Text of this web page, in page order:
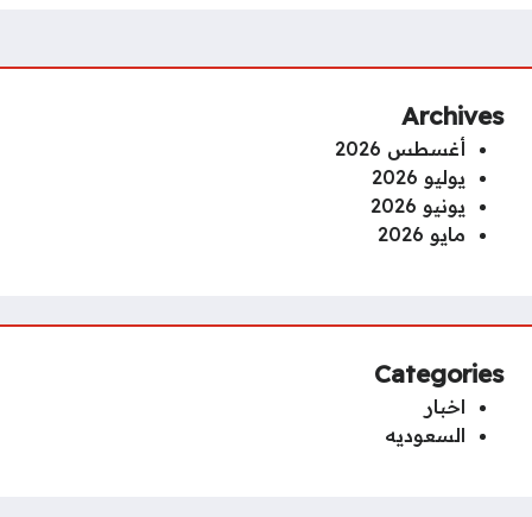
Archives
أغسطس 2026
يوليو 2026
يونيو 2026
مايو 2026
Categories
اخبار
السعوديه